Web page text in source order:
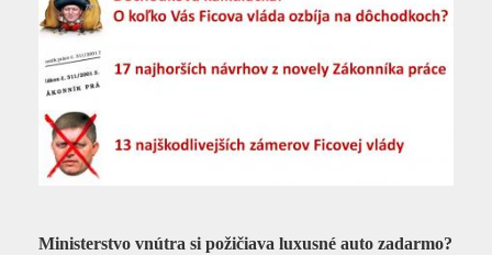
Ministerstvo vnútra si požičiava luxusné auto zadarmo?